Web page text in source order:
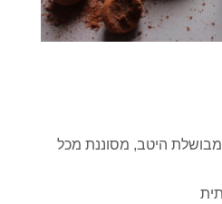
מבושלת היטב, מסוננת מכל